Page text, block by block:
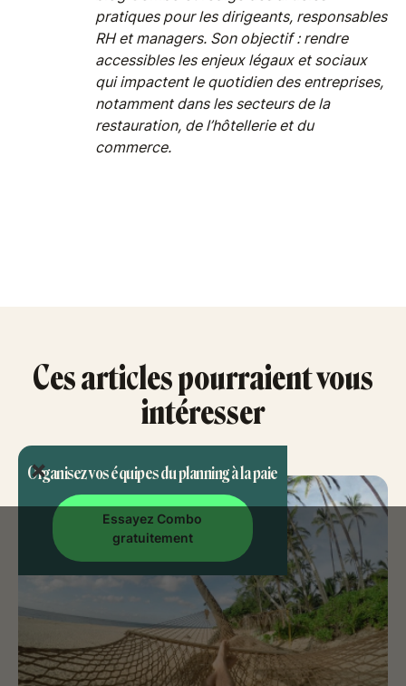
Organisez vos équipes du planning à la paie
Essayez Combo
gratuitement
pratiques pour les dirigeants, responsables
RH et managers. Son objectif : rendre
accessibles les enjeux légaux et sociaux
qui impactent le quotidien des entreprises,
notamment dans les secteurs de la
restauration, de l’hôtellerie et du
commerce.
Ces articles pourraient vous
intéresser